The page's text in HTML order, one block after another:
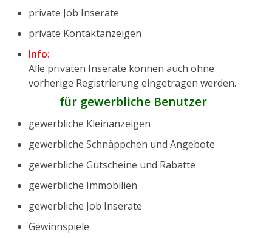
private Job Inserate
private Kontaktanzeigen
Info:
Alle privaten Inserate können auch ohne
vorherige Registrierung eingetragen werden.
für gewerbliche Benutzer
gewerbliche Kleinanzeigen
gewerbliche Schnäppchen und Angebote
gewerbliche Gutscheine und Rabatte
gewerbliche Immobilien
gewerbliche Job Inserate
Gewinnspiele